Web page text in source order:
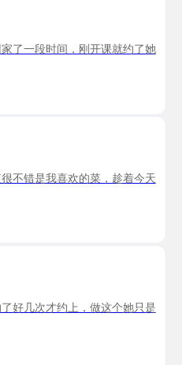
了一段时间，刚开课就约了她
不错是我喜欢的菜，趁着今天
好几次才约上，做这个她只是